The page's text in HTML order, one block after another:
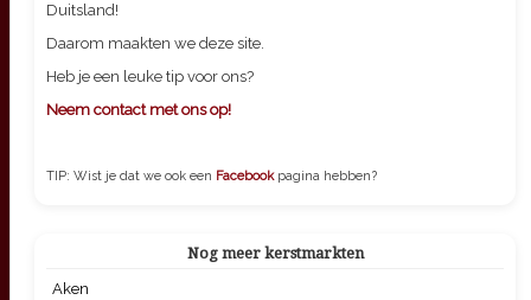
Duitsland!
Daarom maakten we deze site.
Heb je een leuke tip voor ons?
Neem contact met ons op!
TIP: Wist je dat we ook een Facebook pagina hebben?
Nog meer kerstmarkten
Aken